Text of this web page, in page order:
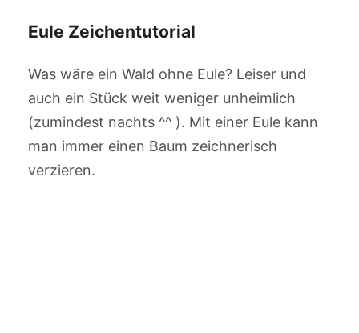
Eule Zeichentutorial
Was wäre ein Wald ohne Eule? Leiser und
auch ein Stück weit weniger unheimlich
(zumindest nachts ^^ ). Mit einer Eule kann
man immer einen Baum zeichnerisch
verzieren.